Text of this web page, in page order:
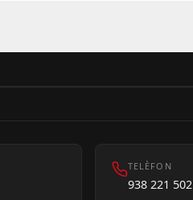
TELÈFON
938 221 502